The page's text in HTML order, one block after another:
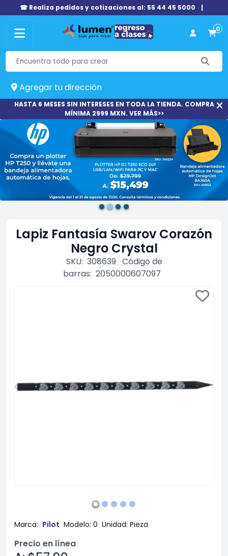
☎ Realiza pedidos y cotizaciones al: 55 44 45 5000 |
0
Agregar tu dirección
HASTA 6 MESES SIN INTERESES EN TODA LA TIENDA. COMPRA
MÍNIMA 2999 MXN. VER MÁS>>
Lapiz Fantasía Swarov Corazón
Negro Crystal
SKU: 308639 Código de
barras: 2050000607097
Marca: Pilot Modelo: 0 Unidad: Pieza
Precio en línea